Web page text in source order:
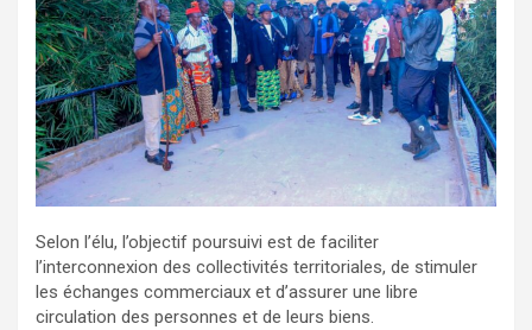
Selon l’élu, l’objectif poursuivi est de faciliter
l’interconnexion des collectivités territoriales, de stimuler
les échanges commerciaux et d’assurer une libre
circulation des personnes et de leurs biens.